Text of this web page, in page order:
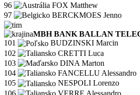
96
FOX Matthew
97
BERCKMOES Jenno
MBH BANK BALLAN
101
BUDZINSKI Marcin
102
CRETTI Luca
103
DINA Marton
104
FANCELLU Alessandro
105
NESPOLI Lorenzo
106
VERRE Alessandro